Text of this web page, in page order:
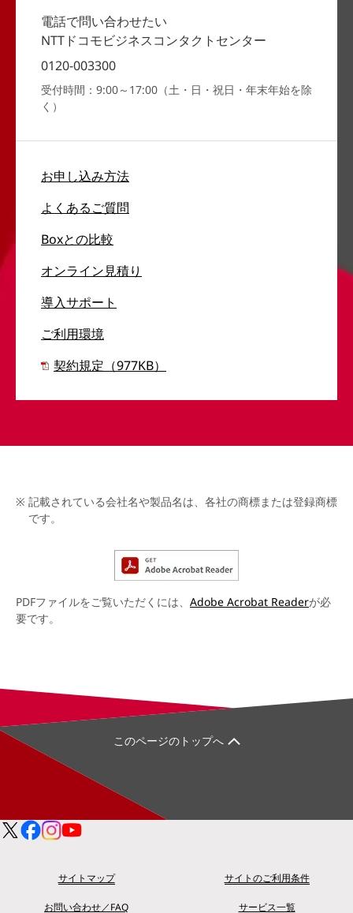
電話で問い合わせたい
NTTドコモビジネスコンタクトセンター
0120-003300
受付時間：9:00～17:00（土・日・祝日・年末年始を除
く）
お申し込み方法
よくあるご質問
Boxとの比較
オンライン見積り
導入サポート
ご利用環境
契約規定（977KB）
記載されている会社名や製品名は、各社の商標または登録商標
です。
PDFファイルをご覧いただくには、 Adobe Acrobat Readerが必
要です。
このページのトップへ
サイトマップ サイトのご利用条件
お問い合わせ／FAQ サービス一覧